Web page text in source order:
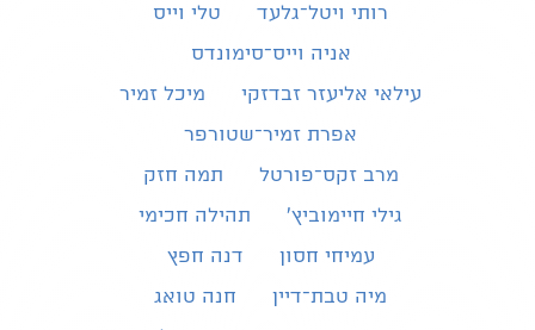
רותי ויטל־גלעד
טלי וייס
אניה וייס־סימונדס
עילאי אליעזר זבדזקי
מיכל זמיר
אפרת זמיר־שטורפר
מרב זקס־פורטל
תמה חזק
גילי חיימוביץ'
תהילה חכימי
עמיחי חסון
דנה חפץ
מיה טבת־דיין
חנה טואג